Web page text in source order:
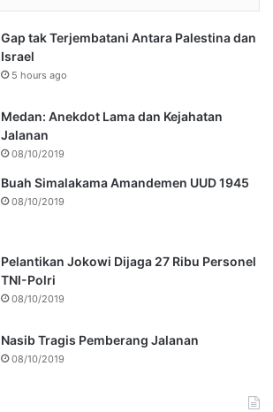
Gap tak Terjembatani Antara Palestina dan
Israel
5 hours ago
Medan: Anekdot Lama dan Kejahatan
Jalanan
08/10/2019
Buah Simalakama Amandemen UUD 1945
08/10/2019
Pelantikan Jokowi Dijaga 27 Ribu Personel
TNI-Polri
08/10/2019
Nasib Tragis Pemberang Jalanan
08/10/2019